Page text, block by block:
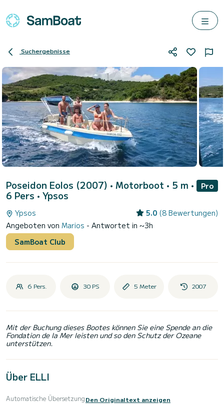
Suchergebnisse
Poseidon Eolos (2007) • Motorboot • 5 m •
6 Pers • Ypsos
Pro
Ypsos 5.0 (8 Bewertungen)
Angeboten von Marios - Antwortet in ~3h
SamBoat Club
6 Pers. 30 PS 5 Meter 2007
Mit der Buchung dieses Bootes können Sie eine Spende an die
Fondation de la Mer leisten und so den Schutz der Ozeane
unterstützen.
Über ELLI
Automatische ÜbersetzungDen Originaltext anzeigen